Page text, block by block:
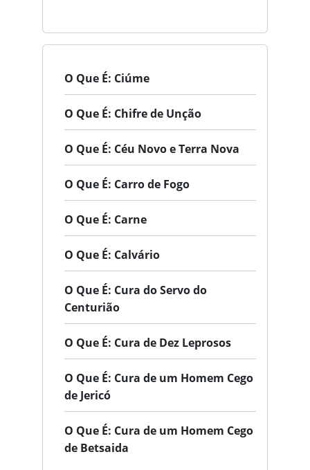
O Que É: Ciúme
O Que É: Chifre de Unção
O Que É: Céu Novo e Terra Nova
O Que É: Carro de Fogo
O Que É: Carne
O Que É: Calvário
O Que É: Cura do Servo do
Centurião
O Que É: Cura de Dez Leprosos
O Que É: Cura de um Homem Cego
de Jericó
O Que É: Cura de um Homem Cego
de Betsaida